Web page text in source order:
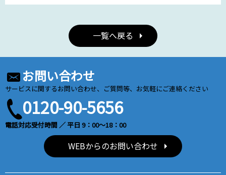
一覧へ戻る
お問い合わせ
サービスに関するお問い合わせ、ご質問等、お気軽にご連絡ください
0120-90-5656
電話対応受付時間 ／ 平日 9：00～18：00
WEBからのお問い合わせ